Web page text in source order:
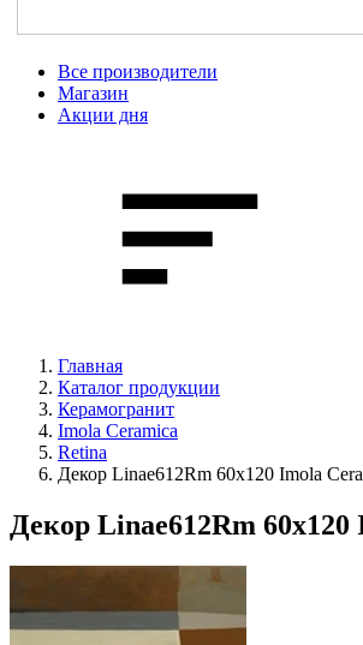
Все производители
Магазин
Акции дня
Главная
Каталог продукции
Керамогранит
Imola Ceramica
Retina
Декор Linae612Rm 60х120 Imola
Декор Linae612Rm